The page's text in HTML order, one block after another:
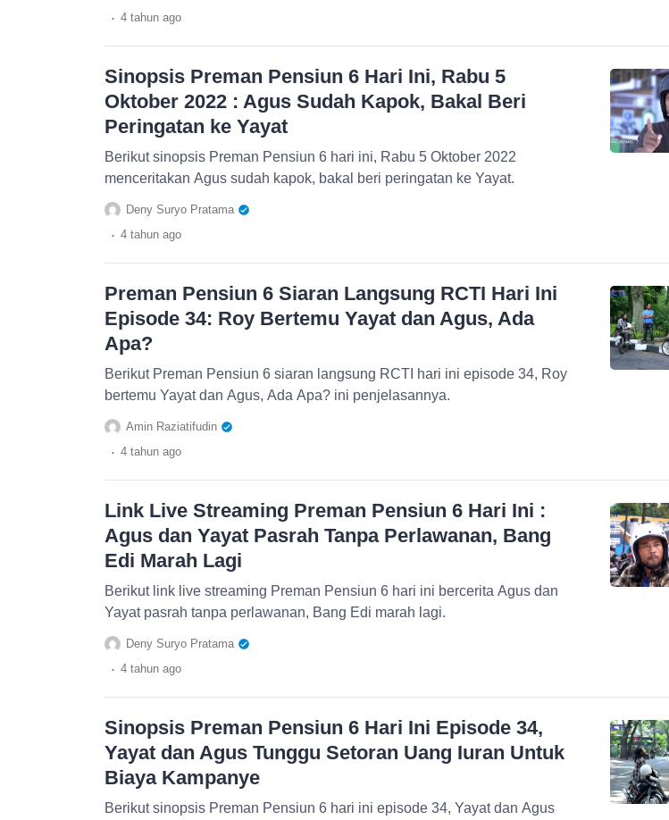
. 4 tahun ago
Sinopsis Preman Pensiun 6 Hari Ini, Rabu 5
Oktober 2022 : Agus Sudah Kapok, Bakal Beri
Peringatan ke Yayat
Berikut sinopsis Preman Pensiun 6 hari ini, Rabu 5 Oktober 2022
menceritakan Agus sudah kapok, bakal beri peringatan ke Yayat.
Deny Suryo Pratama
. 4 tahun ago
Preman Pensiun 6 Siaran Langsung RCTI Hari Ini
Episode 34: Roy Bertemu Yayat dan Agus, Ada
Apa?
Berikut Preman Pensiun 6 siaran langsung RCTI hari ini episode 34, Roy
bertemu Yayat dan Agus, Ada Apa? ini penjelasannya.
Amin Raziatifudin
. 4 tahun ago
Link Live Streaming Preman Pensiun 6 Hari Ini :
Agus dan Yayat Pasrah Tanpa Perlawanan, Bang
Edi Marah Lagi
Berikut link live streaming Preman Pensiun 6 hari ini bercerita Agus dan
Yayat pasrah tanpa perlawanan, Bang Edi marah lagi.
Deny Suryo Pratama
. 4 tahun ago
Sinopsis Preman Pensiun 6 Hari Ini Episode 34,
Yayat dan Agus Tunggu Setoran Uang Iuran Untuk
Biaya Kampanye
Berikut sinopsis Preman Pensiun 6 hari ini episode 34, Yayat dan Agus